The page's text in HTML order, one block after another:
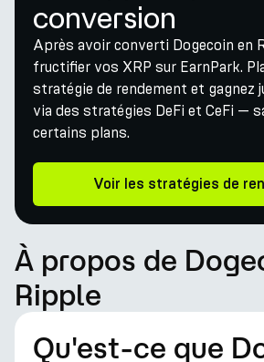
conversion
Après avoir converti Dogecoin en
fructifier vos XRP sur EarnPark.
stratégie de rendement et gagnez
via des stratégies DeFi et CeFi —
certains plans.
Voir les stratégies de
À propos de
Ripple
Qu'est-ce que